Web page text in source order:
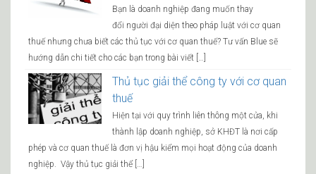
Bạn là doanh nghiệp đang muốn thay
đổi người đại diện theo pháp luật với cơ quan
thuế nhưng chưa biết các thủ tục với cơ quan thuế? Tư vấn Blue sẽ
hướng dẫn chi tiết cho các bạn trong bài viết […]
Thủ tục giải thể công ty với cơ quan
thuế
Hiện tại với quy trình liên thông một cửa, khi
thành lập doanh nghiệp, sở KHĐT là nơi cấp
phép và cơ quan thuế là đơn vị hậu kiểm mọi hoạt động của doanh
nghiệp. Vậy thủ tục giải thể […]